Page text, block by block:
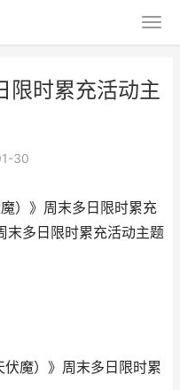
限时累充活动主
30
）》周末多日限时累充
末多日限时累充活动主题
魔）》周末多日限时累